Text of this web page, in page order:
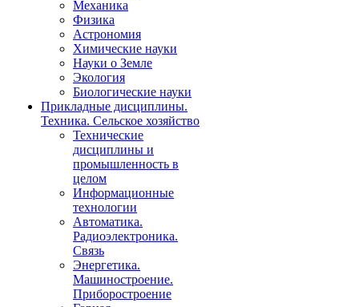
Механика
Физика
Астрономия
Химические науки
Науки о Земле
Экология
Биологические науки
Прикладные дисциплины.
Техника. Сельское хозяйство
Технические
дисциплины и
промышленность в
целом
Информационные
технологии
Автоматика.
Радиоэлектроника.
Связь
Энергетика.
Машиностроение.
Приборостроение